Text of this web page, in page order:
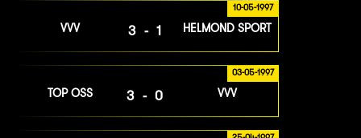
10-05-1997
VVV 3-1 HELMOND SPORT
03-05-1997
TOP OSS 3-0 VVV